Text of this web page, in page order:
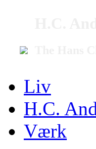
Liv
H.C.
Værk